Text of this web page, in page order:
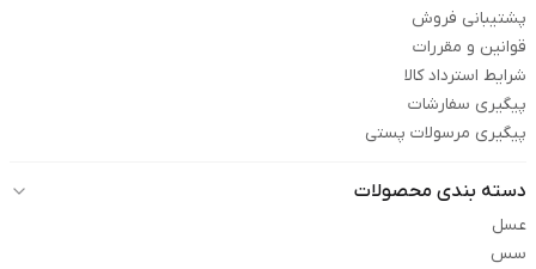
پشتیبانی فروش
قوانین و مقررات
شرایط استرداد کالا
پیگیری سفارشات
پیگیری مرسولات پستی
دسته بندی محصولات
عسل
سس